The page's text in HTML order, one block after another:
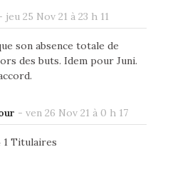
jeu 25 Nov 21 à 23 h 11
son absence totale de
des buts. Idem pour Juni.
- ven 26 Nov 21 à 0 h 17
1 Titulaires